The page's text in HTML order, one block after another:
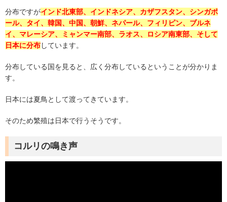
分布ですがインド北東部、インドネシア、カザフスタン、シンガポ
ール、タイ、韓国、中国、朝鮮、ネパール、フィリピン、ブルネ
イ、マレーシア、ミャンマー南部、ラオス、ロシア南東部、そして
日本に分布しています。
分布している国を見ると、広く分布しているということが分かりま
す。
日本には夏鳥として渡ってきています。
そのため繁殖は日本で行うそうです。
コルリの鳴き声